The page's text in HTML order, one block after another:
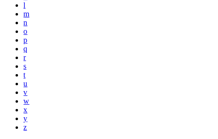
l
m
n
o
p
q
r
s
t
u
v
w
x
y
z